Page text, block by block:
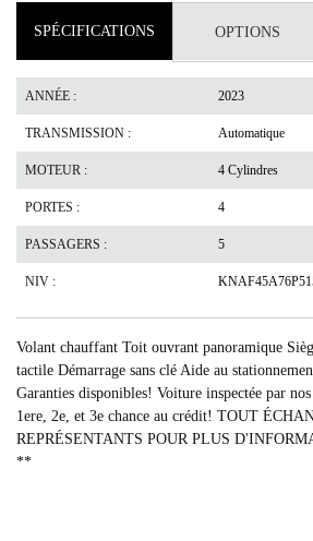
SPÉCIFICATIONS OPTIONS
ANNÉE : 2023
TRANSMISSION : Automatique
MOTEUR : 4 Cylindres
PORTES : 4
PASSAGERS : 5
NIV :
Volant chauffant Toit ouvrant panoramique
tactile Démarrage sans clé Aide au
Garanties disponibles! Voiture inspectée par
1ere, 2e, et 3e chance au crédit! TOUT
REPRÉSENTANTS POUR PLUS
**